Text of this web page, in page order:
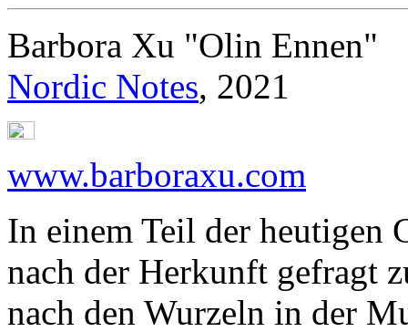
Barbora Xu "Olin Ennen"
Nordic Notes, 2021
www.barboraxu.com
In einem Teil der heutigen
nach der Herkunft gefragt
nach den Wurzeln in der